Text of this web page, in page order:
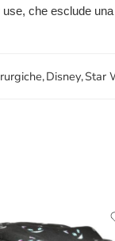
che esclude
,Disney,Star